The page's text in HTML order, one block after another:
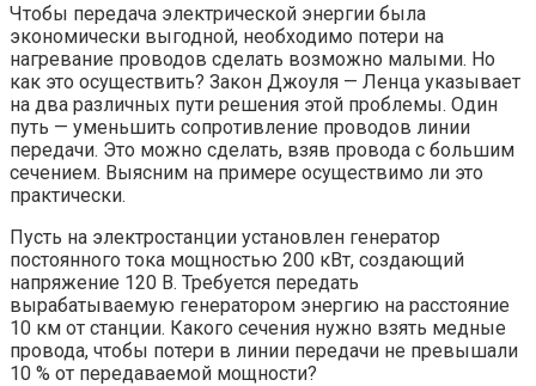
Чтобы передача электрической энергии была
экономически выгодной, необходимо потери на
нагревание проводов сделать возможно малыми. Но
как это осуществить? Закон Джоуля — Ленца указывает
на два различных пути решения этой проблемы. Один
путь — уменьшить сопротивление проводов линии
передачи. Это можно сделать, взяв провода с большим
сечением. Выясним на примере осуществимо ли это
практически.
Пусть на электростанции установлен генератор
постоянного тока мощностью 200 кВт, создающий
напряжение 120 В. Требуется передать
вырабатываемую генератором энергию на расстояние
10 км от станции. Какого сечения нужно взять медные
провода, чтобы потери в линии передачи не превышали
10 % от передаваемой мощности?